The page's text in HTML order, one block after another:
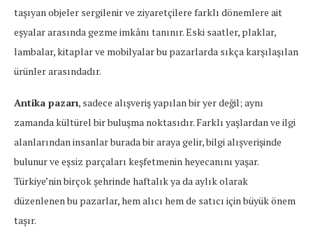
taşıyan objeler sergilenirve ziyaretçilere farklı dönemlere ait
eşyalararasında gezme imkânı tanınır.Eski saatler, plaklar,
lambalar,kitaplarve mobilyalarbu pazarlarda sıkça karşılaşılan
ürünlerarasındadır.
Antika pazarı, sadece alışverişyapılanbiryerdeğil; aynı
zamanda kültürelbirbuluşma noktasıdır.Farklı yaşlardan ve ilgi
alanlarından insanlarburadabiraraya gelir,bilgi alışverişinde
bulunurve eşsiz parçaları keşfetmenin heyecanını yaşar.
Türkiye’ninbirçokşehrinde haftalıkya da aylıkolarak
düzenlenenbu pazarlar,hem alıcı hem de satıcı içinbüyükönem
taşır.